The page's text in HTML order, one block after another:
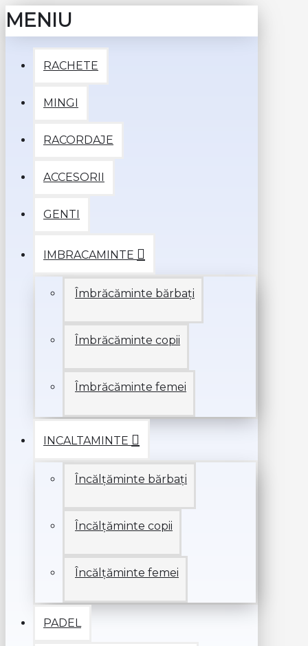
MENIU
RACHETE
MINGI
RACORDAJE
ACCESORII
GENTI
IMBRACAMINTE
Îmbrăcăminte bărbați
Îmbrăcăminte copii
Îmbrăcăminte femei
INCALTAMINTE
Încălțăminte bărbați
Încălțăminte copii
Încălțăminte femei
PADEL